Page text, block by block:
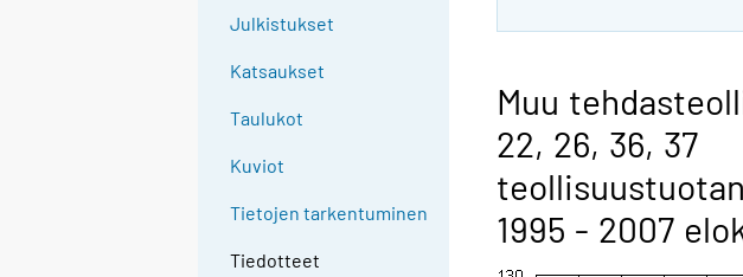
Julkistukset
Katsaukset
Taulukot
Kuviot
Tietojen tarkentuminen
Tiedotteet
Muu
22, 26, 36, 37
1995 - 2007